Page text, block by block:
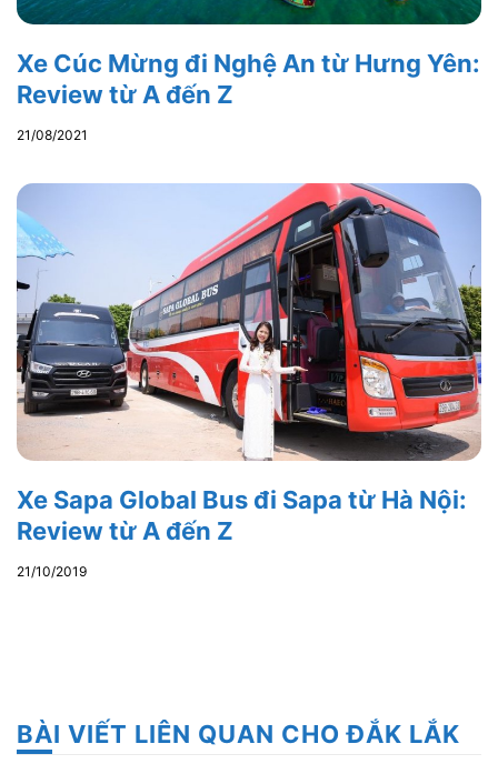
Xe Cúc Mừng đi Nghệ An từ Hưng Yên:
Review từ A đến Z
21/08/2021
Xe Sapa Global Bus đi Sapa từ Hà Nội:
Review từ A đến Z
21/10/2019
BÀI VIẾT LIÊN QUAN CHO ĐẮK LẮK